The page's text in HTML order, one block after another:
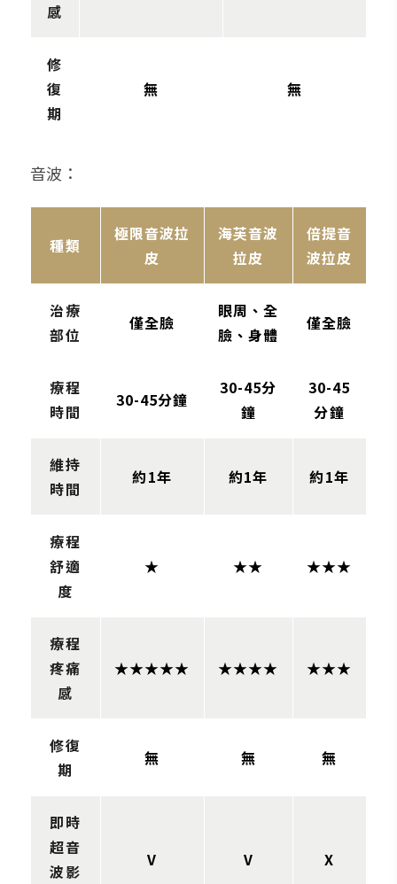
感
修
復
期
無 無
音波：
種類
極限音波拉
皮
海芙音波
拉皮
倍提音
波拉皮
治療
部位
僅全臉
眼周、全
臉、身體
僅全臉
療程
時間
30-45分鐘
30-45分
鐘
30-45
分鐘
維持
時間
約1年 約1年 約1年
療程
舒適
度
★ ★★ ★★★
療程
疼痛
感
★★★★★ ★★★★ ★★★
修復
期
無 無 無
即時
超音
波影
V V X